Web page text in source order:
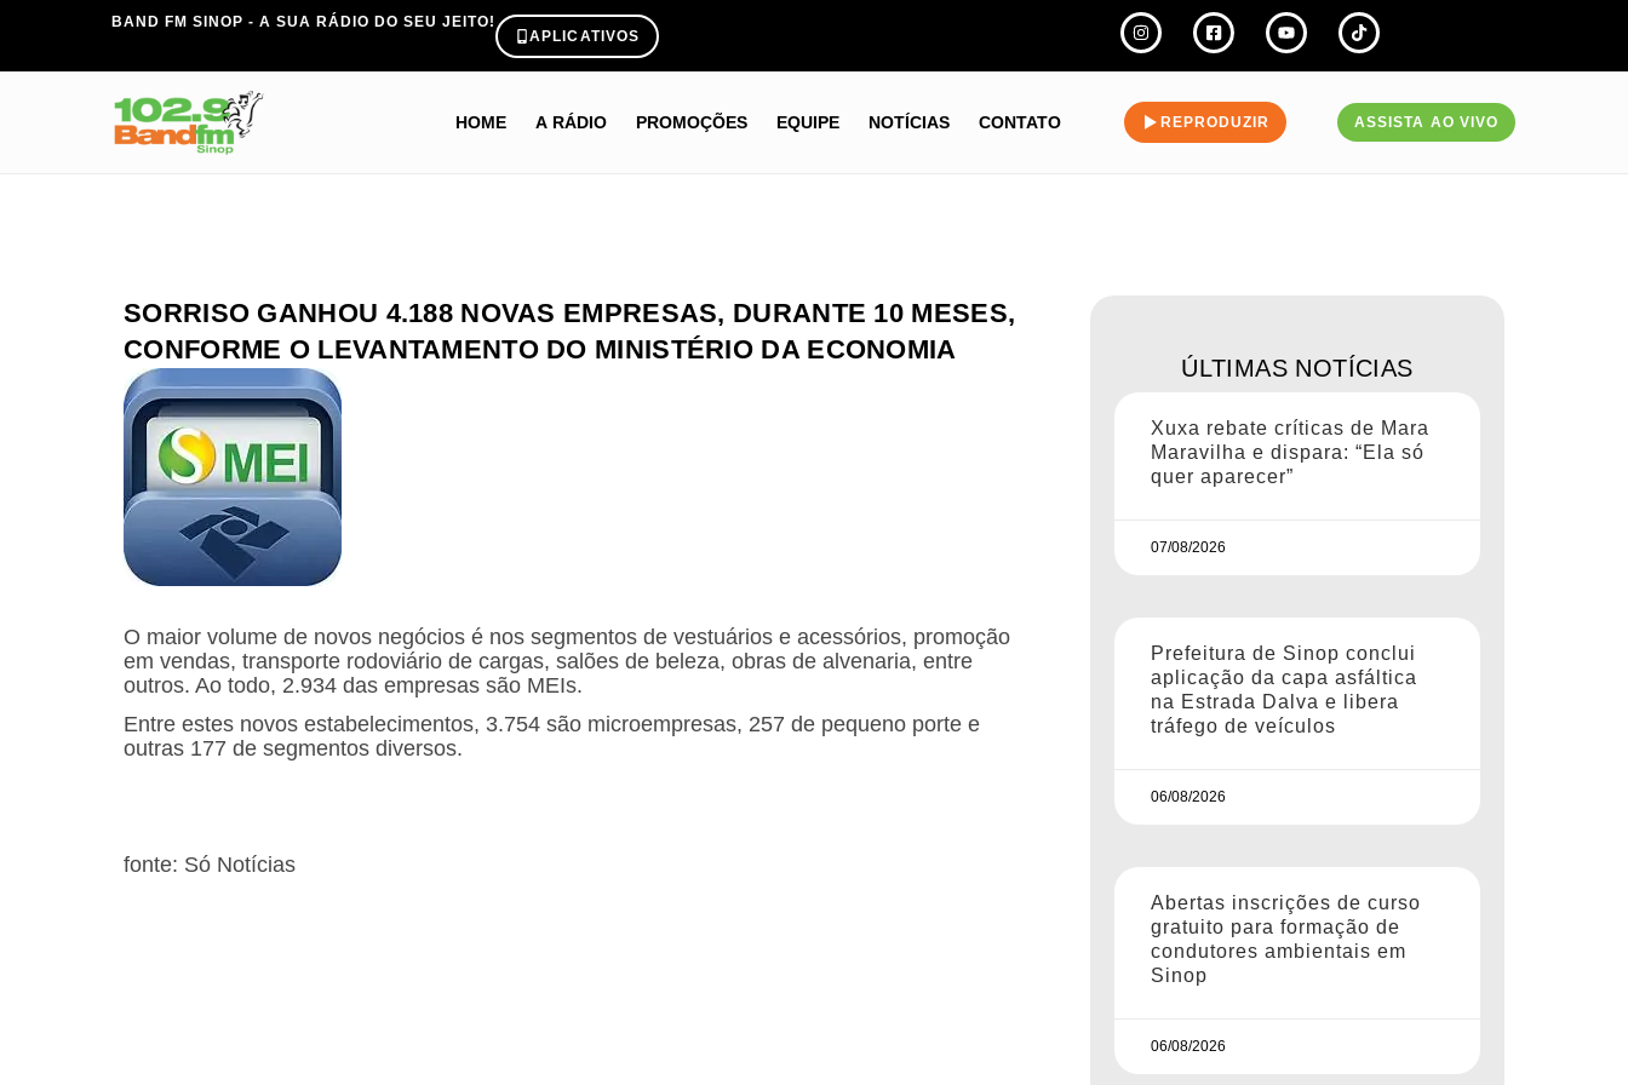
BAND FM SINOP - A SUA RÁDIO DO SEU JEITO!
APLICATIVOS
HOME A RÁDIO PROMOÇÕES EQUIPE NOTÍCIAS CONTATO REPRODUZIR ASSISTA AO VIVO
SORRISO GANHOU 4.188 NOVAS EMPRESAS, DURANTE 10 MESES,
CONFORME O LEVANTAMENTO DO MINISTÉRIO DA ECONOMIA
O maior volume de novos negócios é nos segmentos de vestuários e acessórios, promoção
em vendas, transporte rodoviário de cargas, salões de beleza, obras de alvenaria, entre
outros. Ao todo, 2.934 das empresas são MEIs.
Entre estes novos estabelecimentos, 3.754 são microempresas, 257 de pequeno porte e
outras 177 de segmentos diversos.
fonte: Só Notícias
ÚLTIMAS NOTÍCIAS
Xuxa rebate críticas de Mara
Maravilha e dispara: “Ela só
quer aparecer”
07/08/2026
Prefeitura de Sinop conclui
aplicação da capa asfáltica
na Estrada Dalva e libera
tráfego de veículos
06/08/2026
Abertas inscrições de curso
gratuito para formação de
condutores ambientais em
Sinop
06/08/2026